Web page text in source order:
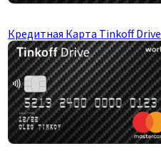
Кредитная Карта Tinkoff Drive